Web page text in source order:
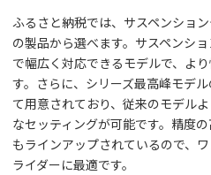
ふるさと納税では、サスペンショ
の製品から選べます。サスペンシ
で幅広く対応できるモデルで、よ
す。さらに、シリーズ最高峰モデ
て用意されており、従来のモデル
なセッティングが可能です。精度
もラインアップされているので、
ライダーに最適です。